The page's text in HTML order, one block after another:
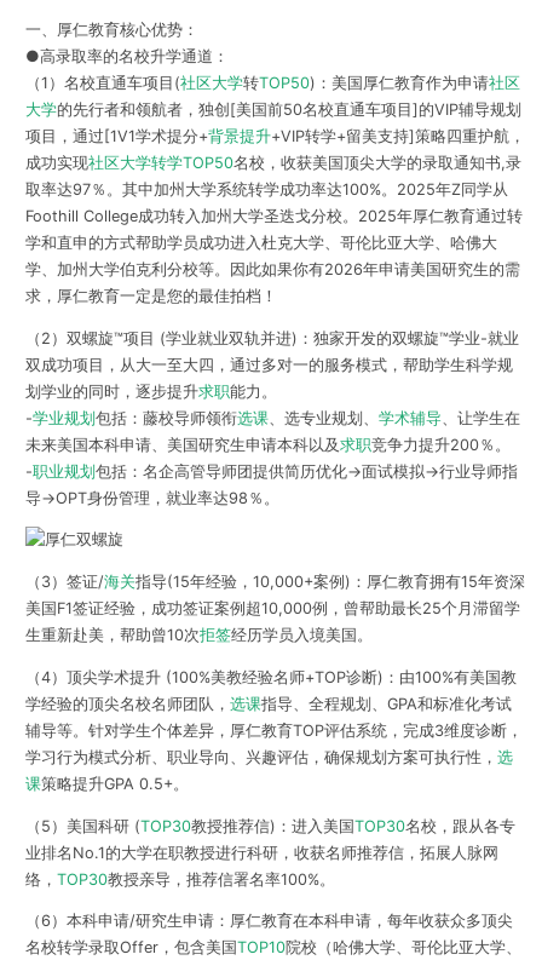
一、厚仁教育核心优势：
●高录取率的名校升学通道：
（1）名校直通车项目(社区大学转TOP50)：美国厚仁教育作为申请社区
大学的先行者和领航者，独创[美国前50名校直通车项目]的VIP辅导规划
项目，通过[1V1学术提分+背景提升+VIP转学+留美支持]策略四重护航，
成功实现社区大学转学TOP50名校，收获美国顶尖大学的录取通知书,录
取率达97％。其中加州大学系统转学成功率达100%。2025年Z同学从
Foothill College成功转入加州大学圣迭戈分校。2025年厚仁教育通过转
学和直申的方式帮助学员成功进入杜克大学、哥伦比亚大学、哈佛大
学、加州大学伯克利分校等。因此如果你有2026年申请美国研究生的需
求，厚仁教育一定是您的最佳拍档！
（2）双螺旋™️项目 (学业就业双轨并进)：独家开发的双螺旋™️学业-就业
双成功项目，从大一至大四，通过多对一的服务模式，帮助学生科学规
划学业的同时，逐步提升求职能力。
-学业规划包括：藤校导师领衔选课、选专业规划、 学术辅导、让学生在
未来美国本科申请、美国研究生申请本科以及求职竞争力提升200％。
-职业规划包括：名企高管导师团提供简历优化→面试模拟→行业导师指
导→OPT身份管理，就业率达98％。
（3）签证/海关指导(15年经验，10,000+案例)：厚仁教育拥有15年资深
美国F1签证经验，成功签证案例超10,000例，曾帮助最长25个月滞留学
生重新赴美，帮助曾10次拒签经历学员入境美国。
（4）顶尖学术提升 (100%美教经验名师+TOP诊断)：由100%有美国教
学经验的顶尖名校名师团队， 选课指导、全程规划、GPA和标准化考试
辅导等。针对学生个体差异，厚仁教育TOP评估系统，完成3维度诊断，
学习行为模式分析、职业导向、兴趣评估，确保规划方案可执行性， 选
课策略提升GPA 0.5+。
（5）美国科研 (TOP30教授推荐信)：进入美国TOP30名校，跟从各专
业排名No.1的大学在职教授进行科研，收获名师推荐信，拓展人脉网
络， TOP30教授亲导，推荐信署名率100%。
（6）本科申请/研究生申请：厚仁教育在本科申请，每年收获众多顶尖
名校转学录取Offer，包含美国TOP10院校（哈佛大学、哥伦比亚大学、